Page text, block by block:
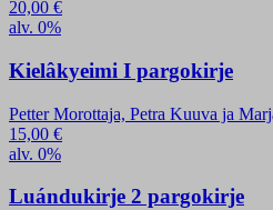
20,00 €
alv. 0%
Kielâkyeimi I pargokirje
Petter Morottaja, Petra Kuuva ja
15,00 €
alv. 0%
Luándukirje 2 pargokirje